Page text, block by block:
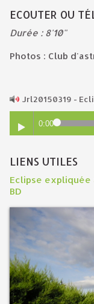
ECOUTER OU
Durée : 8'10"
Photos : Club
Jrl20150319 -
0:00
LIENS UTILES
Eclipse expliquée aux enfants par un dessinateur de
BD